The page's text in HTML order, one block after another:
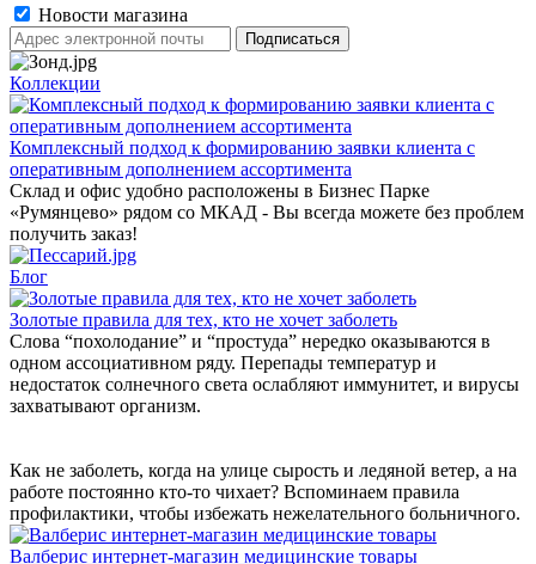
Новости магазина
Коллекции
Комплексный подход к формированию заявки клиента с
оперативным дополнением ассортимента
Склад и офис удобно расположены в Бизнес Парке
«Румянцево» рядом со МКАД - Вы всегда можете без проблем
получить заказ!
Блог
Золотые правила для тех, кто не хочет заболеть
Слова “похолодание” и “простуда” нередко оказываются в
одном ассоциативном ряду. Перепады температур и
недостаток солнечного света ослабляют иммунитет, и вирусы
захватывают организм.
Как не заболеть, когда на улице сырость и ледяной ветер, а на
работе постоянно кто-то чихает? Вспоминаем правила
профилактики, чтобы избежать нежелательного больничного.
Валберис интернет-магазин медицинские товары